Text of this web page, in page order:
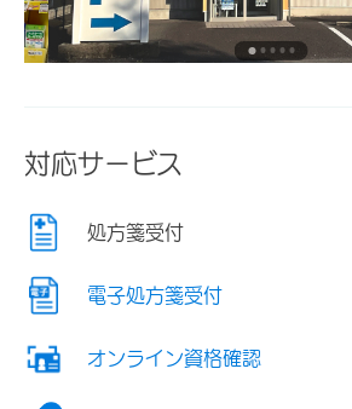
対応サービス
処方箋受付
電子処方箋受付
オンライン資格確認